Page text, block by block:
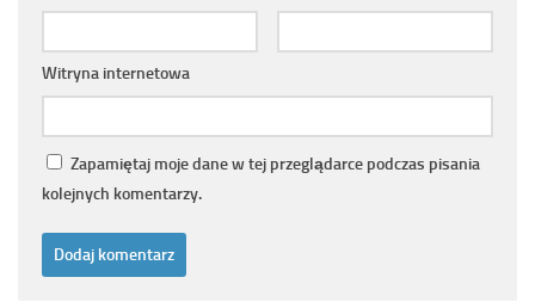
Witryna internetowa
Zapamiętaj moje dane w tej przeglądarce podczas pisania
kolejnych komentarzy.